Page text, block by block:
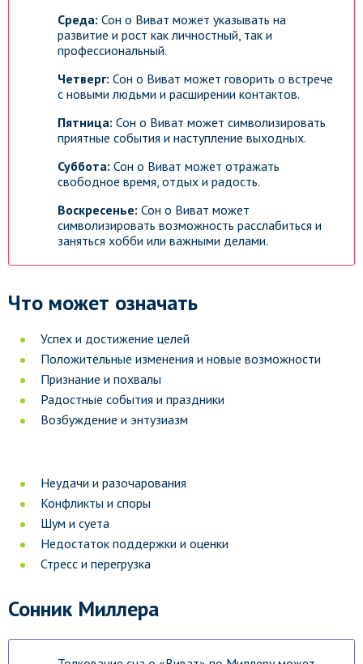
Среда: Сон о Виват может указывать на
развитие и рост как личностный, так и
профессиональный.
Четверг: Сон о Виват может говорить о встрече
с новыми людьми и расширении контактов.
Пятница: Сон о Виват может символизировать
приятные события и наступление выходных.
Суббота: Сон о Виват может отражать
свободное время, отдых и радость.
Воскресенье: Сон о Виват может
символизировать возможность расслабиться и
заняться хобби или важными делами.
Что может означать
Успех и достижение целей
Положительные изменения и новые возможности
Признание и похвалы
Радостные события и праздники
Возбуждение и энтузиазм
Неудачи и разочарования
Конфликты и споры
Шум и суета
Недостаток поддержки и оценки
Стресс и перегрузка
Сонник Миллера